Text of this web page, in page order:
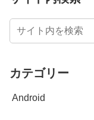
カテゴリー
Android